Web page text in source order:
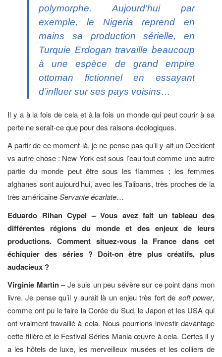
polymorphe. Aujourd’hui par
exemple, le Nigeria reprend en
mains sa production sérielle, en
Turquie Erdogan travaille beaucoup
à une espèce de grand empire
ottoman fictionnel en essayant
d’influer sur ses pays voisins…
Il y a à la fois de cela et à la fois un monde qui peut courir à sa
perte ne serait-ce que pour des raisons écologiques.
A partir de ce moment-là, je ne pense pas qu’il y ait un Occident
vs autre chose : New York est sous l’eau tout comme une autre
partie du monde peut être sous les flammes ; les femmes
afghanes sont aujourd’hui, avec les Talibans, très proches de la
très américaineServante écarlate…
Eduardo Rihan Cypel – Vous avez fait un tableau des
différentes régions du monde et des enjeux de leurs
productions. Comment situez-vous la France dans cet
échiquier des séries ? Doit-on être plus créatifs, plus
audacieux ?
Virginie Martin– Je suis un peu sévère sur ce point dans mon
livre. Je pense qu’il y aurait là un enjeu très fort de soft power,
comme ont pu le faire la Corée du Sud, le Japon et les USA qui
ont vraiment travaillé à cela. Nous pourrions investir davantage
cette filière et le Festival Séries Mania œuvre à cela. Certes il y
a les hôtels de luxe, les merveilleux musées et les colliers de